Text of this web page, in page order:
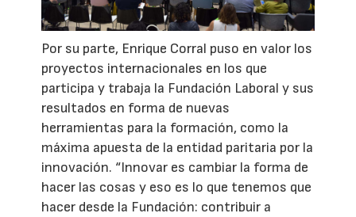
Por su parte, Enrique Corral puso en valor los
proyectos internacionales en los que
participa y trabaja la Fundación Laboral y sus
resultados en forma de nuevas
herramientas para la formación, como la
máxima apuesta de la entidad paritaria por la
innovación. “Innovar es cambiar la forma de
hacer las cosas y eso es lo que tenemos que
hacer desde la Fundación: contribuir a